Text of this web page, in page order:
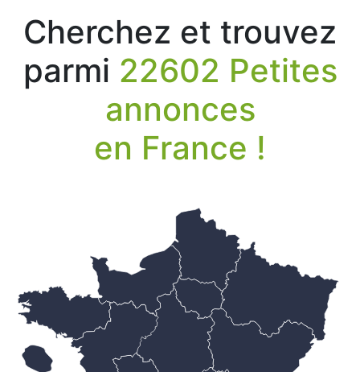
Cherchez et trouvez
parmi 22602 Petites
annonces
en France !